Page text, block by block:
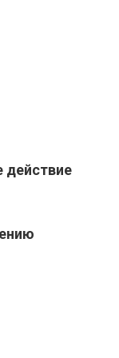
действие